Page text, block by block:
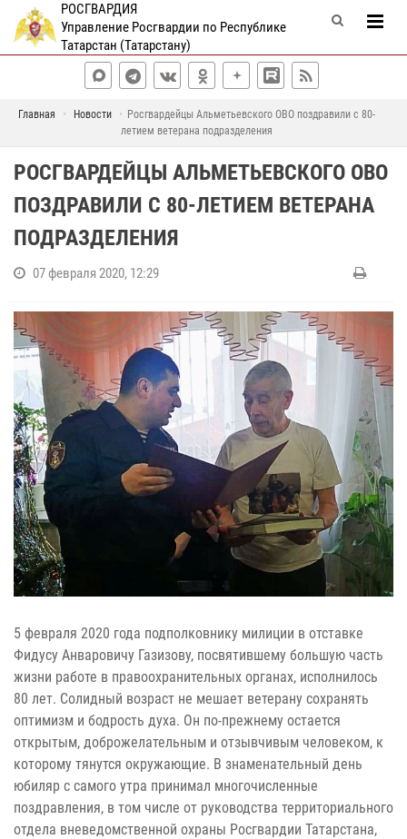
РОСГВАРДИЯ
Управление Росгвардии по Республике
Татарстан (Татарстану)
Главная Новости
Росгвардейцы Альметьевского ОВО поздравили с 80-
летием ветерана подразделения
РОСГВАРДЕЙЦЫ АЛЬМЕТЬЕВСКОГО ОВО
ПОЗДРАВИЛИ С 80-ЛЕТИЕМ ВЕТЕРАНА
ПОДРАЗДЕЛЕНИЯ
07 февраля 2020, 12:29
5 февраля 2020 года подполковнику милиции в отставке
Фидусу Анваровичу Газизову, посвятившему большую часть
жизни работе в правоохранительных органах, исполнилось
80 лет. Солидный возраст не мешает ветерану сохранять
оптимизм и бодрость духа. Он по-прежнему остается
открытым, доброжелательным и отзывчивым человеком, к
которому тянутся окружающие. В знаменательный день
юбиляр с самого утра принимал многочисленные
поздравления, в том числе от руководства территориального
отдела вневедомственной охраны Росгвардии Татарстана,